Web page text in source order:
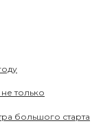
только
большого старта